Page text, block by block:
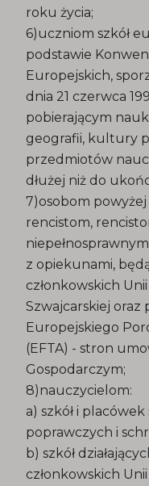
roku życia;
6)uczniom szkół
podstawie
Europejskich,
dnia 21 czerwca
pobierającym
geografii, kultury
przedmiotów
dłużej niż do
7)osobom
rencistom,
z opiekunami,
członkowskich
Szwajcarskiej oraz
Europejskiego
(EFTA) - stron
Gospodarczym;
8)nauczycielom:
a) szkół i
poprawczych i
b) szkół
członkowskich